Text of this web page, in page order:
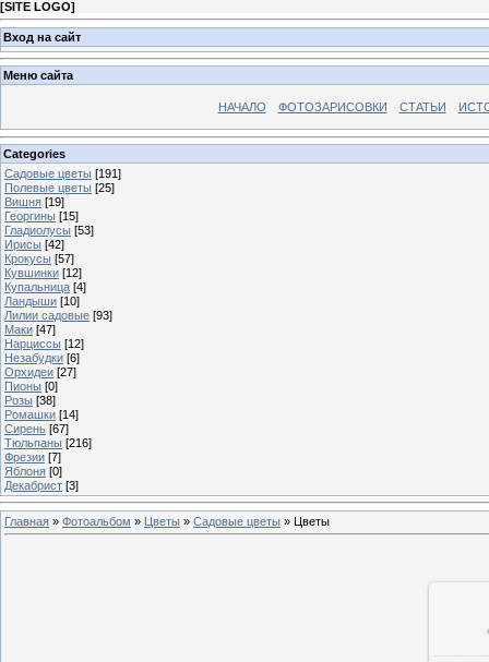
[SITE LOGO]
Вход на сайт
Меню сайта
НАЧАЛО ФОТОЗАРИСОВКИ СТАТЬИ
Categories
Садовые цветы [191]
Полевые цветы [25]
Вишня [19]
Георгины [15]
Гладиолусы [53]
Ирисы [42]
Крокусы [57]
Кувшинки [12]
Купальница [4]
Ландыши [10]
Лилии садовые [93]
Маки [47]
Нарциссы [12]
Незабудки [6]
Орхидеи [27]
Пионы [0]
Розы [38]
Ромашки [14]
Сирень [67]
Тюльпаны [216]
Фрезии [7]
Яблоня [0]
Декабрист [3]
Главная » Фотоальбом » Цветы » Садовые цветы » Цветы